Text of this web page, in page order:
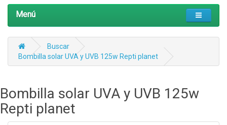
Menú
Buscar
Bombilla solar UVA y UVB 125w Repti planet
Bombilla solar UVA y UVB 125w
Repti planet